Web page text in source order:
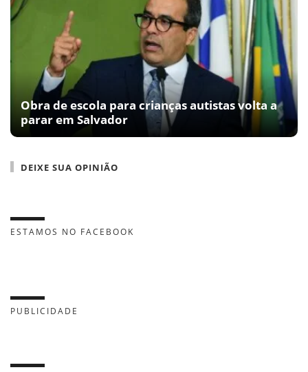
Obra de escola para crianças autistas volta a
parar em Salvador
DEIXE SUA OPINIÃO
ESTAMOS NO FACEBOOK
PUBLICIDADE